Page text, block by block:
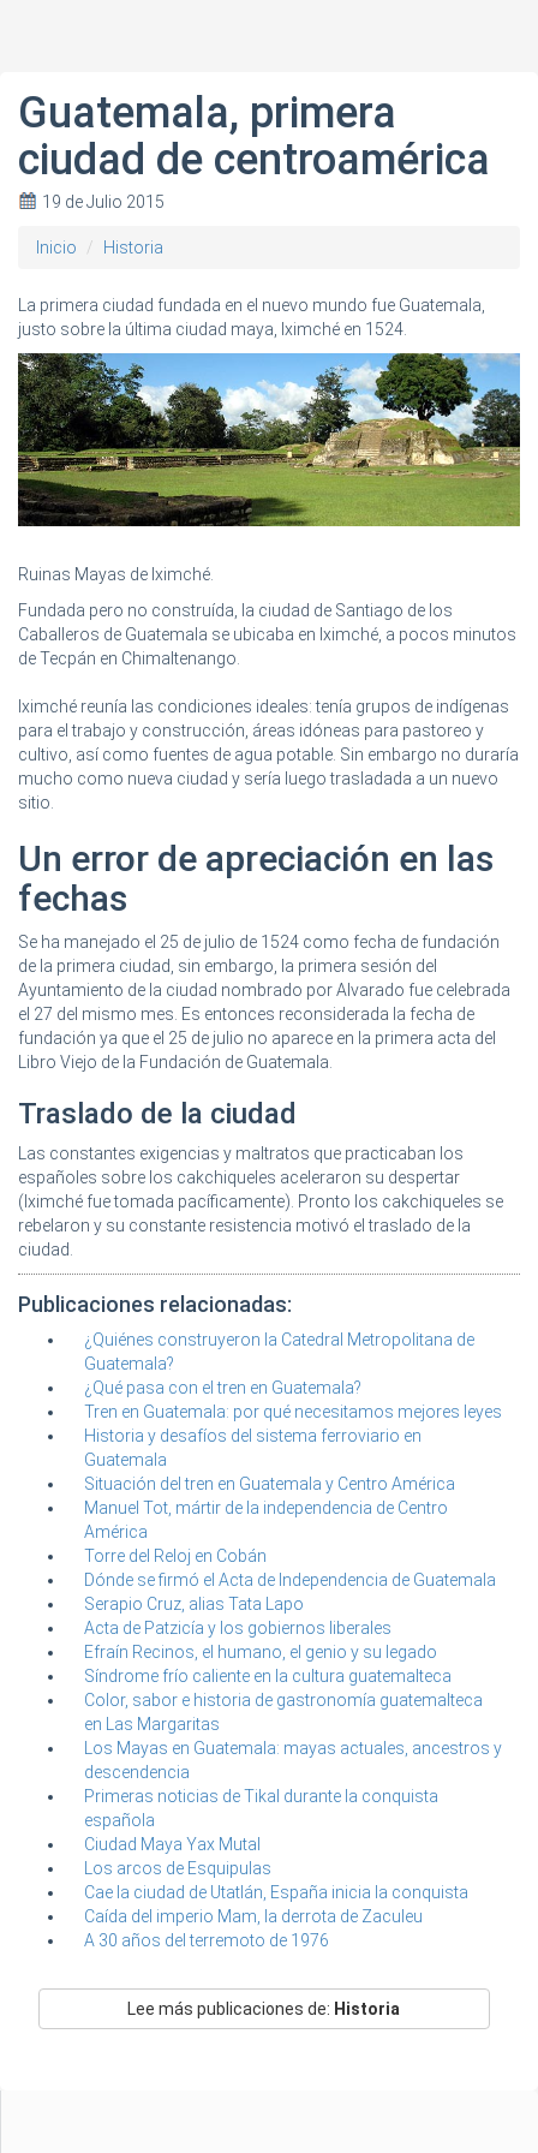
Guatemala, primera
ciudad de centroamérica
19 de Julio 2015
Inicio Historia
La primera ciudad fundada en el nuevo mundo fue Guatemala,
justo sobre la última ciudad maya, Iximché en 1524.
Ruinas Mayas de Iximché.
Fundada pero no construída, la ciudad de Santiago de los
Caballeros de Guatemala se ubicaba en Iximché, a pocos minutos
de Tecpán en Chimaltenango.
Iximché reunía las condiciones ideales: tenía grupos de indígenas
para el trabajo y construcción, áreas idóneas para pastoreo y
cultivo, así como fuentes de agua potable. Sin embargo no duraría
mucho como nueva ciudad y sería luego trasladada a un nuevo
sitio.
Un error de apreciación en las
fechas
Se ha manejado el 25 de julio de 1524 como fecha de fundación
de la primera ciudad, sin embargo, la primera sesión del
Ayuntamiento de la ciudad nombrado por Alvarado fue celebrada
el 27 del mismo mes. Es entonces reconsiderada la fecha de
fundación ya que el 25 de julio no aparece en la primera acta del
Libro Viejo de la Fundación de Guatemala.
Traslado de la ciudad
Las constantes exigencias y maltratos que practicaban los
españoles sobre los cakchiqueles aceleraron su despertar
(Iximché fue tomada pacíficamente). Pronto los cakchiqueles se
rebelaron y su constante resistencia motivó el traslado de la
ciudad.
Publicaciones relacionadas:
¿Quiénes construyeron la Catedral Metropolitana de
Guatemala?
¿Qué pasa con el tren en Guatemala?
Tren en Guatemala: por qué necesitamos mejores leyes
Historia y desafíos del sistema ferroviario en
Guatemala
Situación del tren en Guatemala y Centro América
Manuel Tot, mártir de la independencia de Centro
América
Torre del Reloj en Cobán
Dónde se firmó el Acta de Independencia de Guatemala
Serapio Cruz, alias Tata Lapo
Acta de Patzicía y los gobiernos liberales
Efraín Recinos, el humano, el genio y su legado
Síndrome frío caliente en la cultura guatemalteca
Color, sabor e historia de gastronomía guatemalteca
en Las Margaritas
Los Mayas en Guatemala: mayas actuales, ancestros y
descendencia
Primeras noticias de Tikal durante la conquista
española
Ciudad Maya Yax Mutal
Los arcos de Esquipulas
Cae la ciudad de Utatlán, España inicia la conquista
Caída del imperio Mam, la derrota de Zaculeu
A 30 años del terremoto de 1976
Lee más publicaciones de: Historia